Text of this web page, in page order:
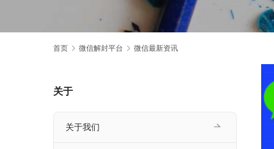
首页 微信解封平台 微信最新资讯
关于
关于我们